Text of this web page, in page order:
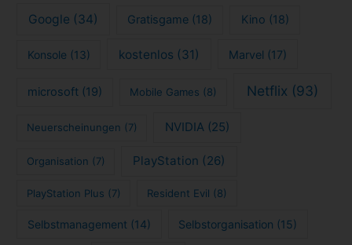
Google (34) Gratisgame (18) Kino (18)
Konsole (13) kostenlos (31) Marvel (17)
microsoft (19) Mobile Games (8) Netflix (93)
Neuerscheinungen (7) NVIDIA (25)
Organisation (7) PlayStation (26)
PlayStation Plus (7) Resident Evil (8)
Selbstmanagement (14) Selbstorganisation (15)